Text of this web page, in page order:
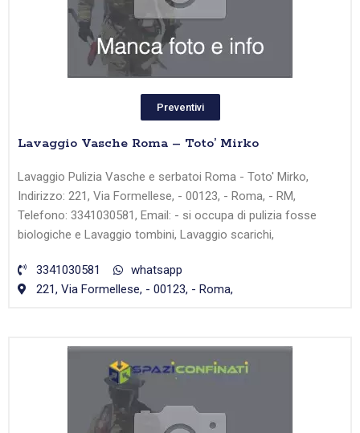
Preventivi
Lavaggio Vasche Roma – Toto’ Mirko
Lavaggio Pulizia Vasche e serbatoi Roma - Toto' Mirko,
Indirizzo: 221, Via Formellese, - 00123, - Roma, - RM,
Telefono: 3341030581, Email: - si occupa di pulizia fosse
biologiche e Lavaggio tombini, Lavaggio scarichi,
3341030581
whatsapp
221, Via Formellese, - 00123, - Roma,